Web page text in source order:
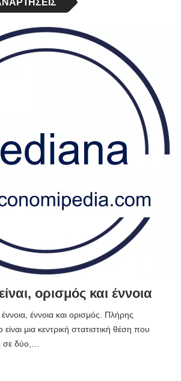
ορισμός και έννοια
έννοια, έννοια και ορισμός. Πλήρης
μια κεντρική στατιστική θέση που
σε δύο,…